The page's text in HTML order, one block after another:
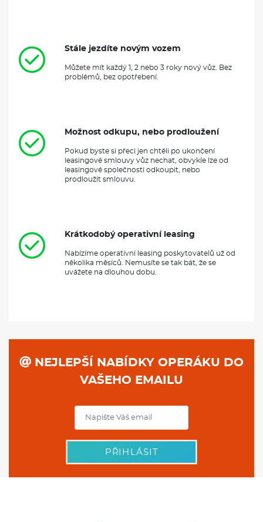
Stále jezdíte novým vozem
Můžete mít každý 1, 2 nebo 3 roky nový vůz. Bez
problémů, bez opotřebení.
Možnost odkupu, nebo prodloužení
Pokud byste si přeci jen chtěli po ukončení
leasingové smlouvy vůz nechat, obvykle lze od
leasingové společnosti odkoupit, nebo
prodloužit smlouvu.
Krátkodobý operativní leasing
Nabízíme operativní leasing poskytovatelů už od
několika měsíců. Nemusíte se tak bát, že se
uvážete na dlouhou dobu.
NEJLEPŠÍ NABÍDKY OPERÁKU DO
VAŠEHO EMAILU
PŘIHLÁSIT